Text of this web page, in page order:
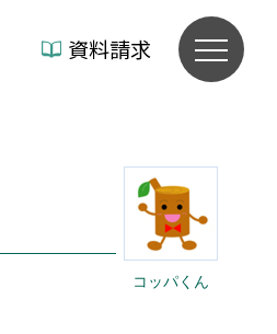
資料請求
コッパくん